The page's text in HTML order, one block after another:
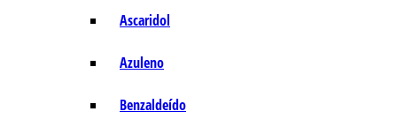
Ascaridol
Azuleno
Benzaldeído